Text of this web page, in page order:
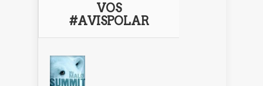
VOS
#AVISPOLAR